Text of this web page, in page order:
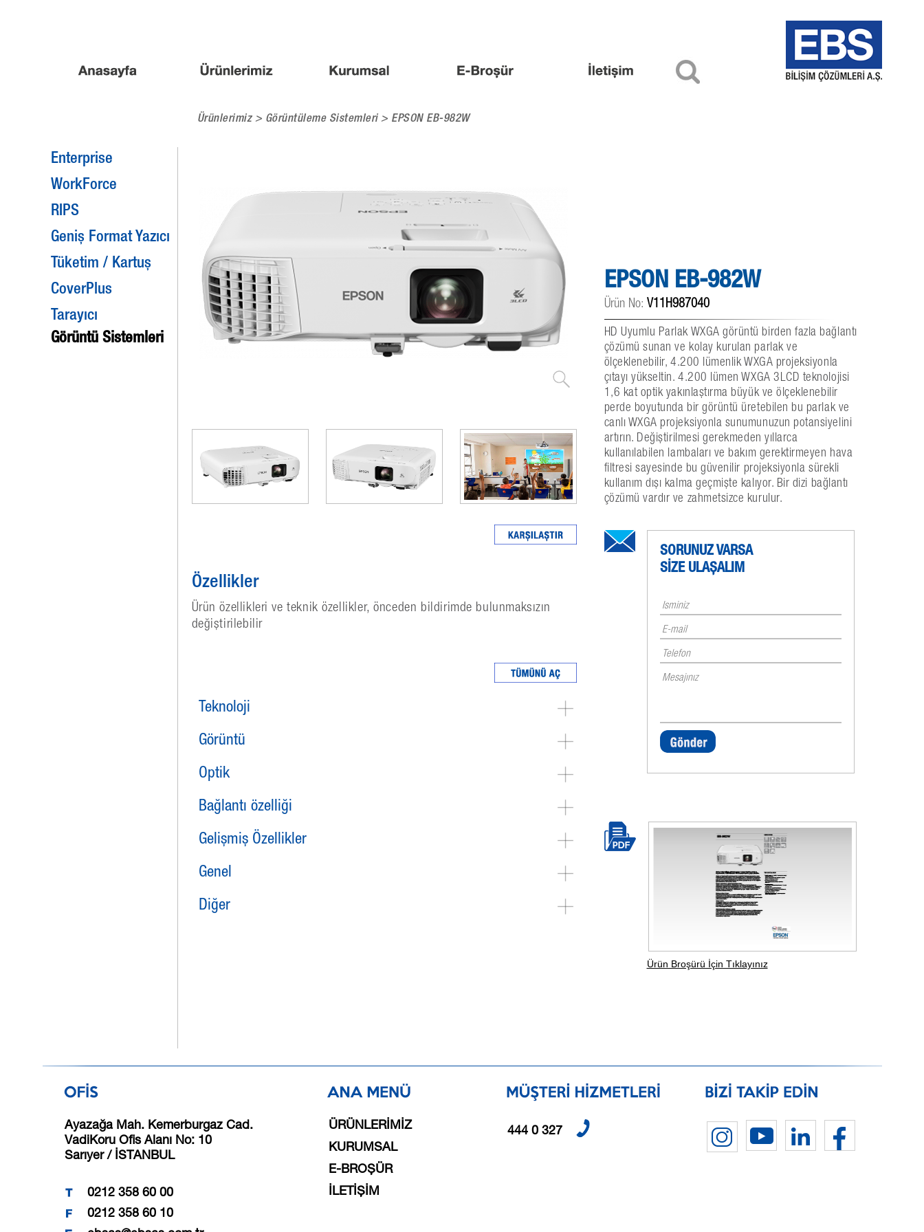
Ürünlerimiz > Görüntüleme Sistemleri> EPSON EB-982W
Enterprise
WorkForce
RIPS
Geniş Format Yazıcı
Tüketim / Kartuş
CoverPlus
Tarayıcı
Görüntü Sistemleri
Özellikler
Ürün özellikleri ve teknik özellikler, önceden bildirimde bulunmaksızın
değiştirilebilir
Teknoloji
Görüntü
Optik
Bağlantı özelliği
Gelişmiş Özellikler
Genel
Diğer
EPSON EB-982W
Ürün No: V11H987040
HD Uyumlu Parlak WXGA görüntü birden fazla bağlantı
çözümü sunan ve kolay kurulan parlak ve
ölçeklenebilir, 4.200 lümenlik WXGA projeksiyonla
çıtayı yükseltin. 4.200 lümen WXGA 3LCD teknolojisi
1,6 kat optik yakınlaştırma büyük ve ölçeklenebilir
perde boyutunda bir görüntü üretebilen bu parlak ve
canlı WXGA projeksiyonla sunumunuzun potansiyelini
artırın. Değiştirilmesi gerekmeden yıllarca
kullanılabilen lambaları ve bakım gerektirmeyen hava
filtresi sayesinde bu güvenilir projeksiyonla sürekli
kullanım dışı kalma geçmişte kalıyor. Bir dizi bağlantı
çözümü vardır ve zahmetsizce kurulur.
SORUNUZ VARSA
SİZE ULAŞALIM
Ürün Broşürü İçin Tıklayınız
Ayazağa Mah. Kemerburgaz Cad.
VadiKoru Ofis Alanı No: 10
Sarıyer / İSTANBUL
0212 358 60 00
0212 358 60 10
ÜRÜNLERİMİZ
KURUMSAL
E-BROŞÜR
İLETİŞİM
444 0 327